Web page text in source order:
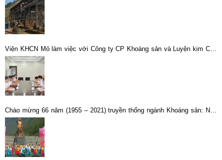
Viện KHCN Mỏ làm việc với Công ty CP Khoáng sản và Luyện kim Cao
Bằng
Chào mừng 66 năm (1955 – 2021) truyền thống ngành Khoáng sản: Nêu
cao truyền thống, VIMICO vượt khó đi lên